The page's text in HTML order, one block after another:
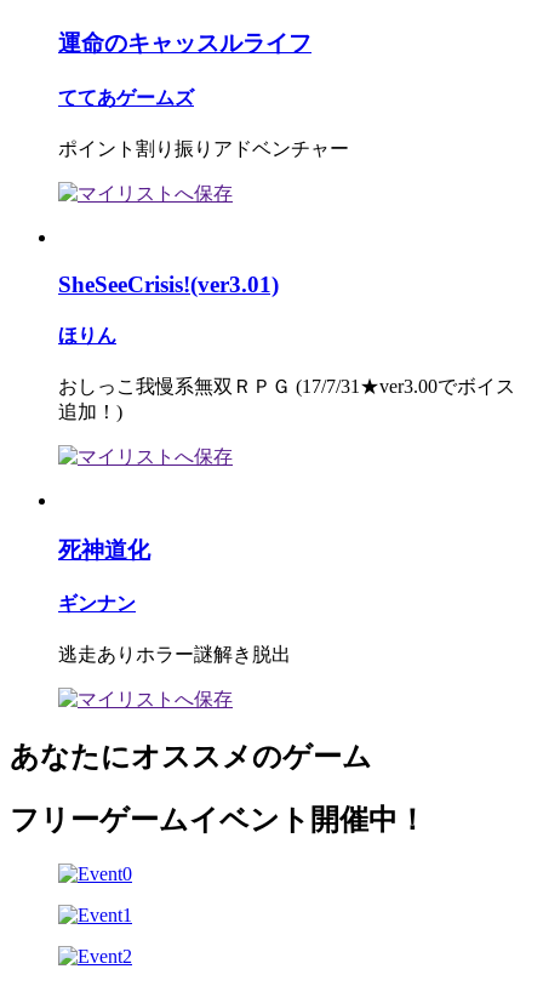
運命のキャッスルライフ
ててあゲームズ
ポイント割り振りアドベンチャー
SheSeeCrisis!(ver3.01)
ほりん
おしっこ我慢系無双ＲＰＧ (17/7/31★ver3.00でボイス
追加！)
死神道化
ギンナン
逃走ありホラー謎解き脱出
あなたにオススメのゲーム
フリーゲームイベント開催中！